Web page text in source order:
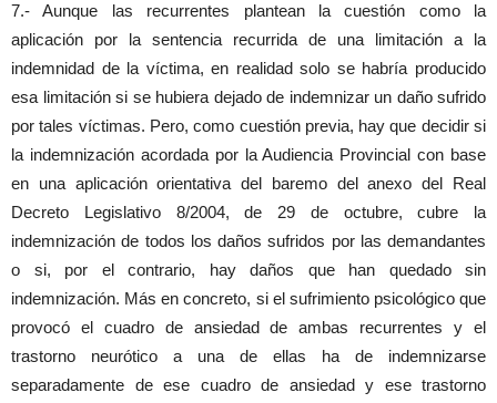
7.- Aunque las recurrentes plantean la cuestión como la
aplicación por la sentencia recurrida de una limitación a la
indemnidad de la víctima, en realidad solo se habría producido
esa limitación si se hubiera dejado de indemnizar un daño sufrido
por tales víctimas. Pero, como cuestión previa, hay que decidir si
la indemnización acordada por la Audiencia Provincial con base
en una aplicación orientativa del baremo del anexo del Real
Decreto Legislativo 8/2004, de 29 de octubre, cubre la
indemnización de todos los daños sufridos por las demandantes
o si, por el contrario, hay daños que han quedado sin
indemnización. Más en concreto, si el sufrimiento psicológico que
provocó el cuadro de ansiedad de ambas recurrentes y el
trastorno neurótico a una de ellas ha de indemnizarse
separadamente de ese cuadro de ansiedad y ese trastorno